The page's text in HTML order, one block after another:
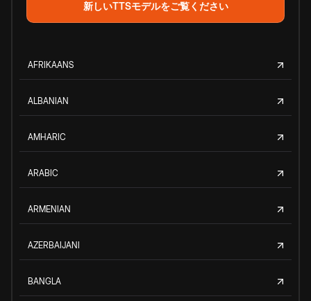
新しいTTSモデルをご覧ください
AFRIKAANS
ALBANIAN
AMHARIC
ARABIC
ARMENIAN
AZERBAIJANI
BANGLA